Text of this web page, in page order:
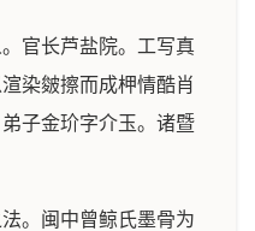
官长芦盐院。工写真
染皴擦而成柙情酷肖
子金玠字介玉。诸暨
。闽中曾鲸氏墨骨为